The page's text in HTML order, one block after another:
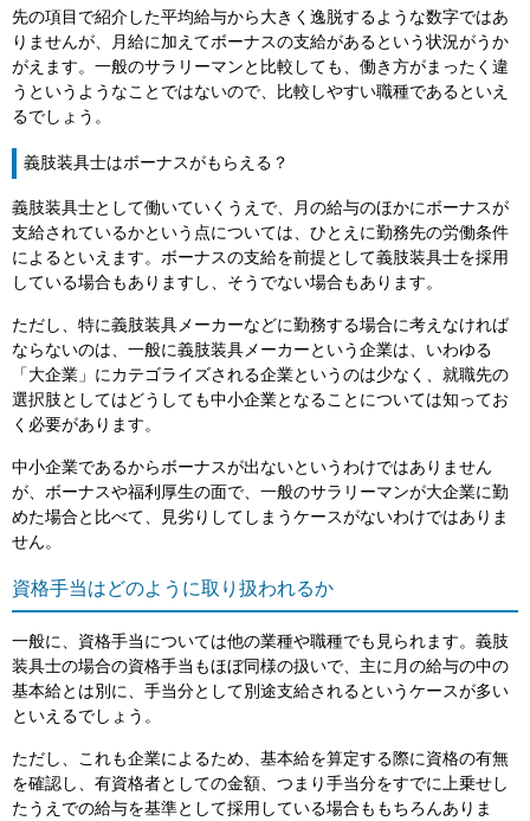
先の項目で紹介した平均給与から大きく逸脱するような数字ではあ
りませんが、月給に加えてボーナスの支給があるという状況がうか
がえます。一般のサラリーマンと比較しても、働き方がまったく違
うというようなことではないので、比較しやすい職種であるといえ
るでしょう。
義肢装具士はボーナスがもらえる？
義肢装具士として働いていくうえで、月の給与のほかにボーナスが
支給されているかという点については、ひとえに勤務先の労働条件
によるといえます。ボーナスの支給を前提として義肢装具士を採用
している場合もありますし、そうでない場合もあります。
ただし、特に義肢装具メーカーなどに勤務する場合に考えなければ
ならないのは、一般に義肢装具メーカーという企業は、いわゆる
「大企業」にカテゴライズされる企業というのは少なく、就職先の
選択肢としてはどうしても中小企業となることについては知ってお
く必要があります。
中小企業であるからボーナスが出ないというわけではありません
が、ボーナスや福利厚生の面で、一般のサラリーマンが大企業に勤
めた場合と比べて、見劣りしてしまうケースがないわけではありま
せん。
資格手当はどのように取り扱われるか
一般に、資格手当については他の業種や職種でも見られます。義肢
装具士の場合の資格手当もほぼ同様の扱いで、主に月の給与の中の
基本給とは別に、手当分として別途支給されるというケースが多い
といえるでしょう。
ただし、これも企業によるため、基本給を算定する際に資格の有無
を確認し、有資格者としての金額、つまり手当分をすでに上乗せし
たうえでの給与を基準として採用している場合ももちろんありま